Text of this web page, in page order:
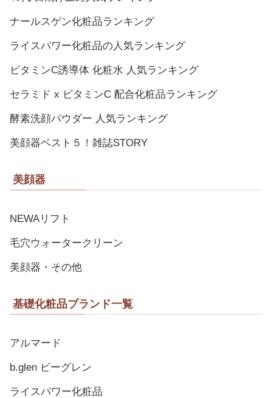
ナールスゲン化粧品ランキング
ライスパワー化粧品の人気ランキング
ビタミンC誘導体 化粧水 人気ランキング
セラミド x ビタミンC 配合化粧品ランキング
酵素洗顔パウダー 人気ランキング
美顔器ベスト５！雑誌STORY
美顔器
NEWAリフト
毛穴ウォータークリーン
美顔器・その他
基礎化粧品ブランド一覧
アルマード
b.glen ビーグレン
ライスパワー化粧品